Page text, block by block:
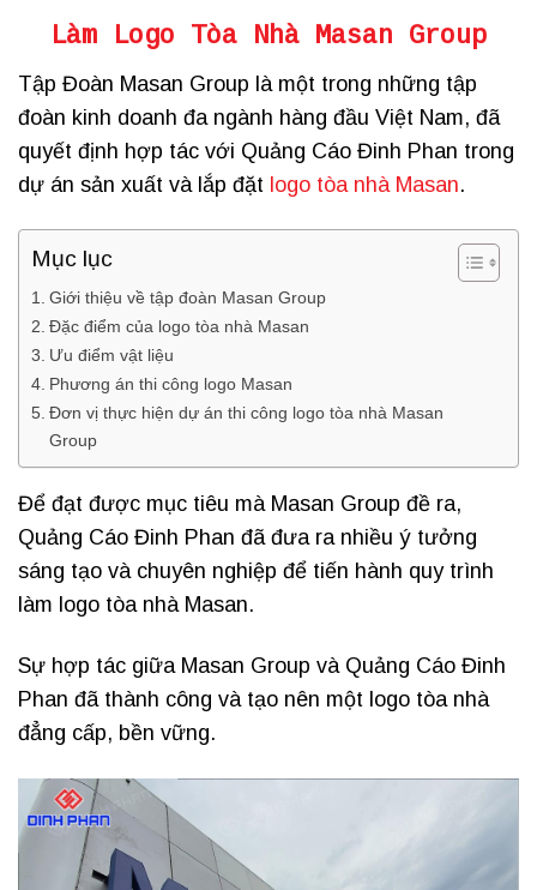
Làm Logo Tòa Nhà Masan Group
Tập Đoàn Masan Group là một trong những tập
đoàn kinh doanh đa ngành hàng đầu Việt Nam, đã
quyết định hợp tác với Quảng Cáo Đinh Phan trong
dự án sản xuất và lắp đặt logo tòa nhà Masan.
Mục lục
Giới thiệu về tập đoàn Masan Group
Đặc điểm của logo tòa nhà Masan
Ưu điểm vật liệu
Phương án thi công logo Masan
Đơn vị thực hiện dự án thi công logo tòa nhà Masan
Group
Để đạt được mục tiêu mà Masan Group đề ra,
Quảng Cáo Đinh Phan đã đưa ra nhiều ý tưởng
sáng tạo và chuyên nghiệp để tiến hành quy trình
làm logo tòa nhà Masan.
Sự hợp tác giữa Masan Group và Quảng Cáo Đinh
Phan đã thành công và tạo nên một logo tòa nhà
đẳng cấp, bền vững.